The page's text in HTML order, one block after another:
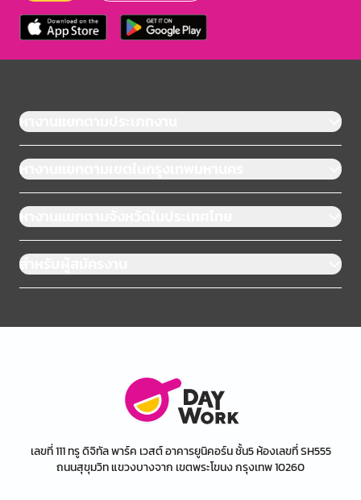
หางานแยกตามประเภทงาน
หางานแยกตามเขตในกรุงเทพมหานคร
หางานแยกตามจังหวัดในประเทศไทย
สำหรับผู้สมัครงาน
เลขที่ 111 ทรู ดิจิทัล พาร์ค เวสต์ อาคารยูนิคอร์น ชั้น5 ห้องเลขที่ SH555
ถนนสุขุมวิท แขวงบางจาก เขตพระโขนง กรุงเทพ 10260